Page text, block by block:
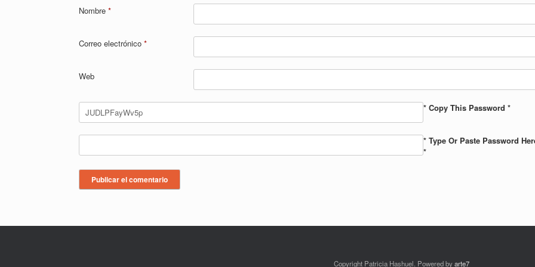
Nombre *
Correo electrónico *
Web
* Copy This Password *
* Type Or Paste Password
*
Copyright Patricia Hashuel. Powered byarte7